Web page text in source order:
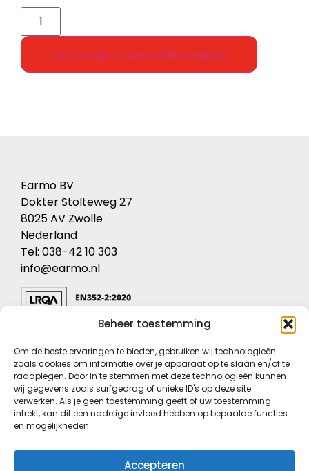
Beheer toestemming
Om de beste ervaringen te bieden, gebruiken wij technologieën
zoals cookies om informatie over je apparaat op te slaan en/of te
raadplegen. Door in te stemmen met deze technologieën kunnen
wij gegevens zoals surfgedrag of unieke ID's op deze site
verwerken. Als je geen toestemming geeft of uw toestemming
intrekt, kan dit een nadelige invloed hebben op bepaalde functies
en mogelijkheden.
Accepteren
Toevoegen aan winkelwagen
Earmo BV
Dokter Stolteweg 27
8025 AV Zwolle
Nederland
Tel: 038-42 10 303
info@earmo.nl
KVK: 05049427
BTW nr: NL8213.59.241.B.02
Privacyverklaring
Conformiteitsverklaring
Voorwaarden
Cookieverklaring